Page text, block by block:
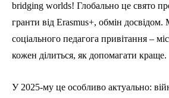
bridging worlds! Глобально це свято
гранти від Erasmus+, обмін
соціального педагога привітання –
кожен ділиться, як допомагати краще.
У 2025-му це особливо актуально: